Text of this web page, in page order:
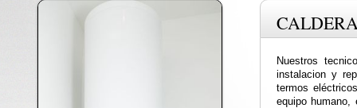
Nuestros
instalacion y
termos
equipo